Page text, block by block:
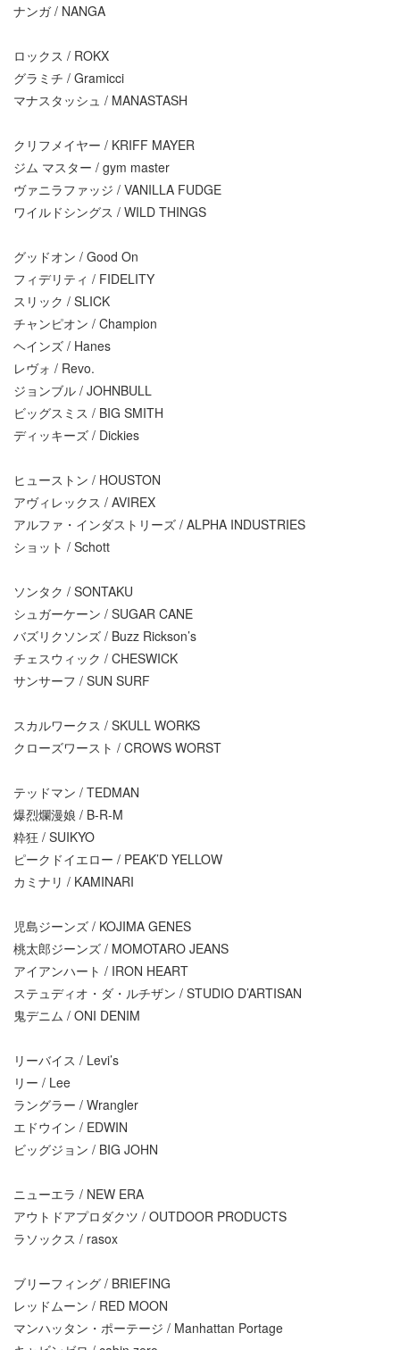
ナンガ / NANGA
ロックス / ROKX
グラミチ / Gramicci
マナスタッシュ / MANASTASH
クリフメイヤー / KRIFF MAYER
ジム マスター / gym master
ヴァニラファッジ / VANILLA FUDGE
ワイルドシングス / WILD THINGS
グッドオン / Good On
フィデリティ / FIDELITY
スリック / SLICK
チャンピオン / Champion
ヘインズ / Hanes
レヴォ / Revo.
ジョンブル / JOHNBULL
ビッグスミス / BIG SMITH
ディッキーズ / Dickies
ヒューストン / HOUSTON
アヴィレックス / AVIREX
アルファ・インダストリーズ / ALPHA INDUSTRIES
ショット / Schott
ソンタク / SONTAKU
シュガーケーン / SUGAR CANE
バズリクソンズ / Buzz Rickson’s
チェスウィック / CHESWICK
サンサーフ / SUN SURF
スカルワークス / SKULL WORKS
クローズワースト / CROWS WORST
テッドマン / TEDMAN
爆烈爛漫娘 / B-R-M
粋狂 / SUIKYO
ピークドイエロー / PEAK’D YELLOW
カミナリ / KAMINARI
児島ジーンズ / KOJIMA GENES
桃太郎ジーンズ / MOMOTARO JEANS
アイアンハート / IRON HEART
ステュディオ・ダ・ルチザン / STUDIO D’ARTISAN
鬼デニム / ONI DENIM
リーバイス / Levi’s
リー / Lee
ラングラー / Wrangler
エドウイン / EDWIN
ビッグジョン / BIG JOHN
ニューエラ / NEW ERA
アウトドアプロダクツ / OUTDOOR PRODUCTS
ラソックス / rasox
ブリーフィング / BRIEFING
レッドムーン / RED MOON
マンハッタン・ポーテージ / Manhattan Portage